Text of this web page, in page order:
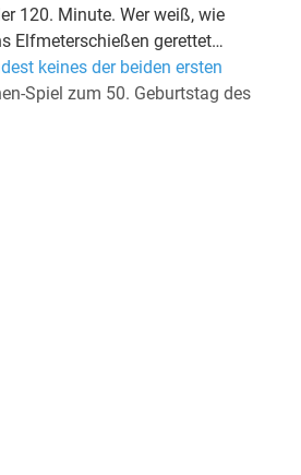
120. Minute. Wer weiß, wie
Elfmeterschießen gerettet…
keines der beiden ersten
Spiel zum 50. Geburtstag des